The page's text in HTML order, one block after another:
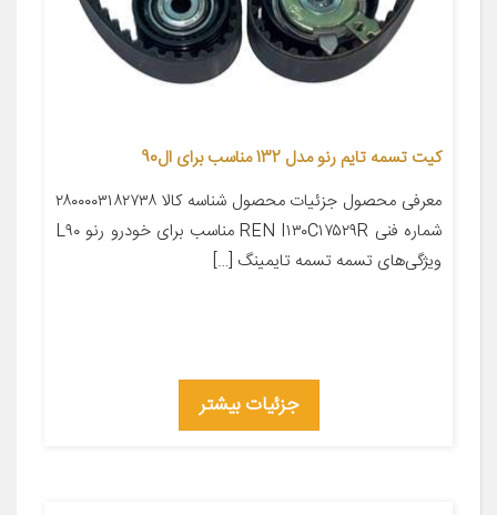
کیت تسمه تایم رنو مدل 132 مناسب برای ال90
معرفی محصول جزئیات محصول شناسه کالا ۲۸۰۰۰۰۳۱۸۲۷۳۸
شماره فنی REN I۱۳۰C۱۷۵۲۹R مناسب برای خودرو رنو L۹۰
ویژگی‌های تسمه تسمه تایمینگ […]
جزئیات بیشتر